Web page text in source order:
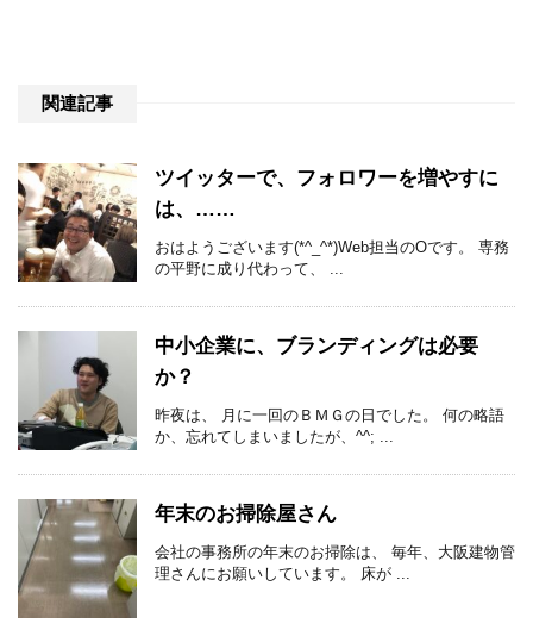
関連記事
ツイッターで、フォロワーを増やすに
は、……
おはようございます(*^_^*)Web担当のOです。 専務
の平野に成り代わって、 ...
中小企業に、ブランディングは必要
か？
昨夜は、 月に一回のＢＭＧの日でした。 何の略語
か、忘れてしまいましたが、^^; ...
年末のお掃除屋さん
会社の事務所の年末のお掃除は、 毎年、大阪建物管
理さんにお願いしています。 床が ...